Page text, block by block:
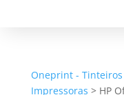
Oneprint -
Impressoras > HP